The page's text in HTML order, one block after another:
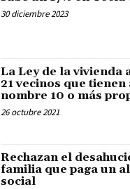
30 diciembre 2023
La Ley de la vivienda
21 vecinos que tienen
nombre 10 o más
26 octubre 2021
Rechazan el
familia que paga un
social